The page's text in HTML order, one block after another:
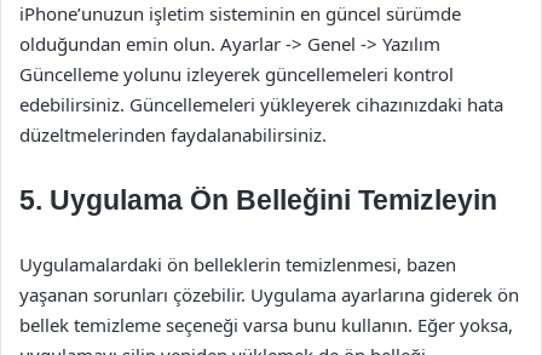
iPhone’unuzun işletim sisteminin en güncel sürümde
olduğundan emin olun. Ayarlar -> Genel -> Yazılım
Güncelleme yolunu izleyerek güncellemeleri kontrol
edebilirsiniz. Güncellemeleri yükleyerek cihazınızdaki hata
düzeltmelerinden faydalanabilirsiniz.
5. Uygulama Ön Belleğini Temizleyin
Uygulamalardaki ön belleklerin temizlenmesi, bazen
yaşanan sorunları çözebilir. Uygulama ayarlarına giderek ön
bellek temizleme seçeneği varsa bunu kullanın. Eğer yoksa,